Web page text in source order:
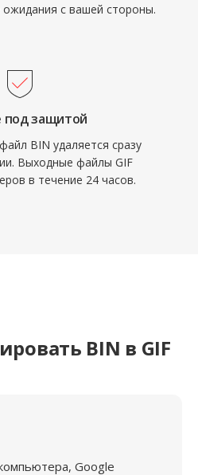
ожидания с вашей стороны.
под защитой
BIN удаляется сразу
Выходные файлы GIF
в течение 24 часов.
BIN в GIF
Google